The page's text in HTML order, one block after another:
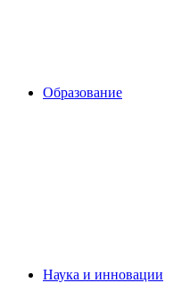
Образование
Наука и инновации